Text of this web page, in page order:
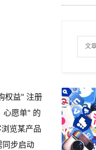
权益" 注册
心愿单" 的
览某产品
步启动